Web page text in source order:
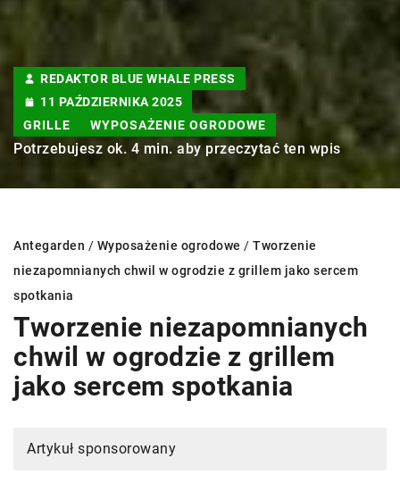
REDAKTOR BLUE WHALE PRESS
11 PAŹDZIERNIKA 2025
GRILLE
WYPOSAŻENIE OGRODOWE
Potrzebujesz ok. 4 min. aby przeczytać ten wpis
Antegarden / Wyposażenie ogrodowe / Tworzenie
niezapomnianych chwil w ogrodzie z grillem jako sercem
spotkania
Tworzenie niezapomnianych
chwil w ogrodzie z grillem
jako sercem spotkania
Artykuł sponsorowany